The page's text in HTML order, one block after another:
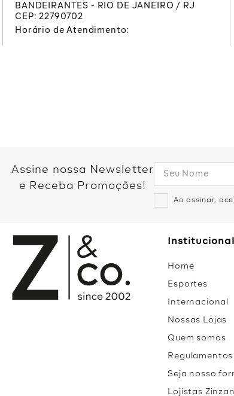
BANDEIRANTES - RIO DE JANEIRO / RJ
CEP:22790702
Horário de Atendimento:
ROD BR-316 4500 COQUEIRO-
ANANINDEUA /
PA
CEP:67015220
PATAMARES
Assine nossa Newsletter
e Receba Promoções!
Ao assinar,
Institucional
Home
Esportes
Internacional
Nossas Lojas
Quem somos
Seja nosso
Lojistas